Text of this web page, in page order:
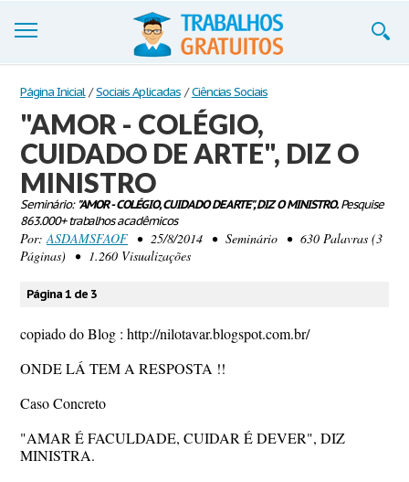
Trabalhos
Cadastre-se
Entre
Blog
Contate-nos
Página Inicial / Sociais Aplicadas / Ciências Sociais
"AMOR - COLÉGIO,
CUIDADO DE ARTE", DIZ O
MINISTRO
Seminário: "AMOR - COLÉGIO, CUIDADO DE ARTE", DIZ O MINISTRO.Pesquise
863.000+ trabalhos acadêmicos
Por:ASDAMSFAOF • 25/8/2014 • Seminário • 630 Palavras (3
Páginas) • 1.260 Visualizações
Página 1 de 3
copiado do Blog : http://nilotavar.blogspot.com.br/
ONDE LÁ TEM A RESPOSTA !!
Caso Concreto
"AMAR É FACULDADE, CUIDAR É DEVER", DIZ
MINISTRA.